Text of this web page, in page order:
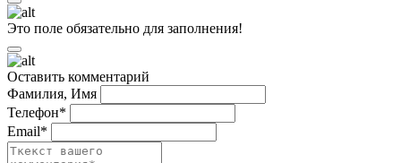
Это поле обязательно для заполнения!
Оставить комментарий
Фамилия, Имя
Телефон*
Email*